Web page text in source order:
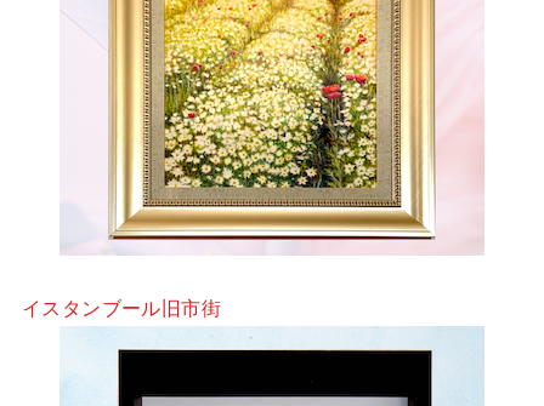
イスタンブール旧市街